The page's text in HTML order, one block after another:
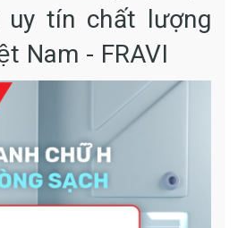
uy tín chất lượng
Nam - FRAVI